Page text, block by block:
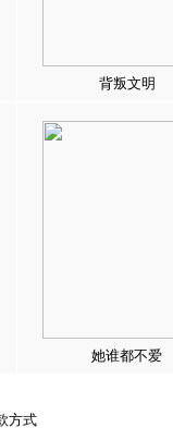
背叛文明
她谁都不爱
方式